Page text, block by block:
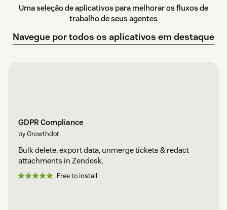
Uma seleção de aplicativos para melhorar os fluxos de
trabalho de seus agentes
Navegue por todos os aplicativos em destaque
GDPR Compliance
by Growthdot
Bulk delete, export data, unmerge tickets & redact
attachments in Zendesk.
Free to install